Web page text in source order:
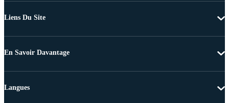
Liens Du Site
En Savoir Davantage
Langues